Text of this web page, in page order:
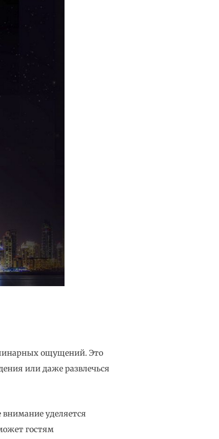
ощущений. Это
или даже развлечься
уделяется
гостям